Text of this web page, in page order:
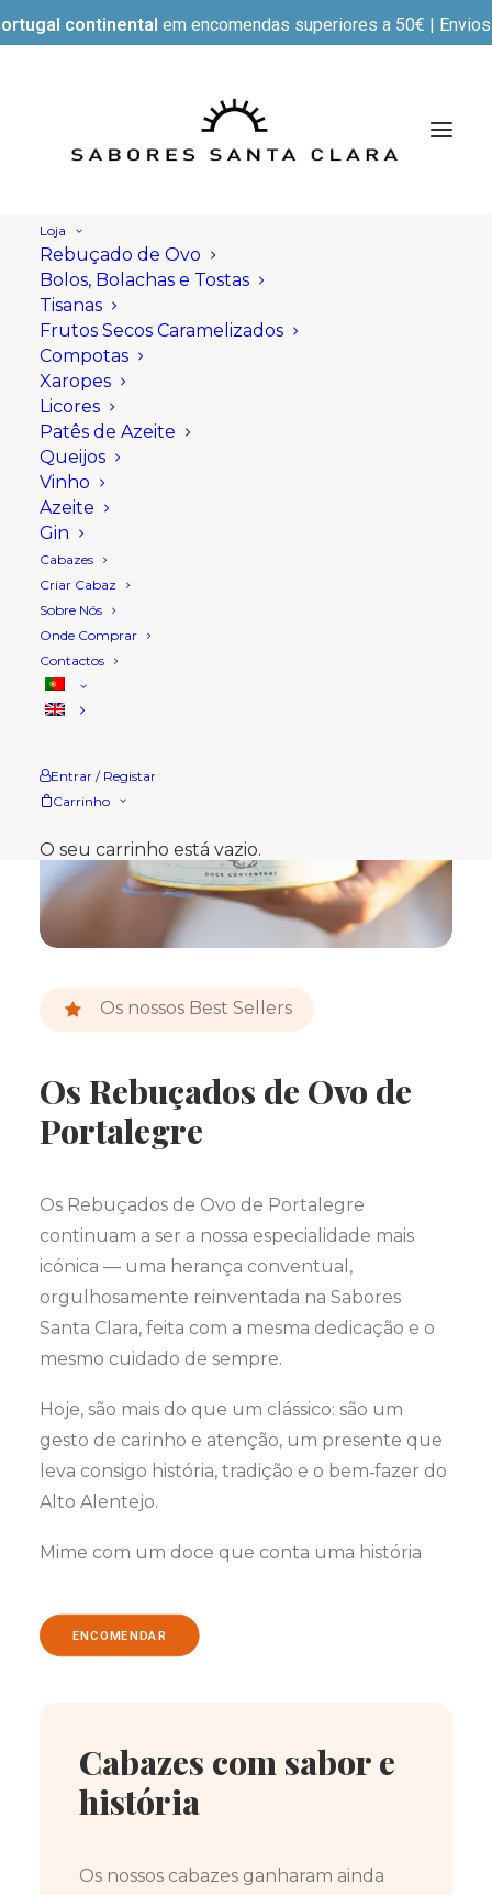
continental em encomendas superiores a 50€ |
Loja
Rebuçado de Ovo
Bolos, Bolachas e Tostas
Tisanas
Frutos Secos Caramelizados
Compotas
Xaropes
Licores
Patês de Azeite
Queijos
Vinho
Azeite
Gin
Cabazes
Criar Cabaz
Sobre Nós
Onde Comprar
Contactos
Entrar / Registar
Carrinho
O seu carrinho está vazio.
Os nossos Best Sellers
Os Rebuçados de Ovo de
Portalegre
Os Rebuçados de Ovo de Portalegre
continuam a ser a nossa especialidade mais
icónica — uma herança conventual,
orgulhosamente reinventada na Sabores
Santa Clara, feita com a mesma dedicação e o
mesmo cuidado de sempre.
Hoje, são mais do que um clássico: são um
gesto de carinho e atenção, um presente que
leva consigo história, tradição e o bem‑fazer do
Alto Alentejo.
Mime com um doce que conta uma história
ENCOMENDAR
Cabazes com sabor e
história
Os nossos cabazes ganharam ainda